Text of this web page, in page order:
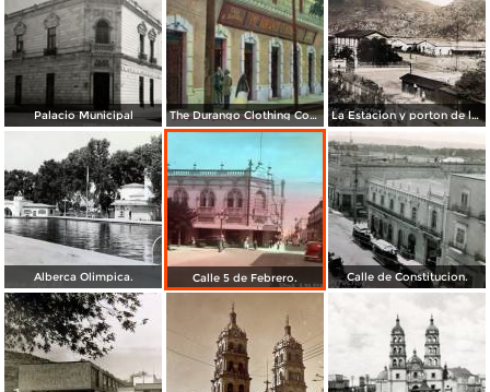
Palacio Municipal The Durango Clothing Company La Estacion y porton de la fabrica Dinamita.
Alberca Olimpica. Calle 5 de Febrero. Calle de Constitucion.